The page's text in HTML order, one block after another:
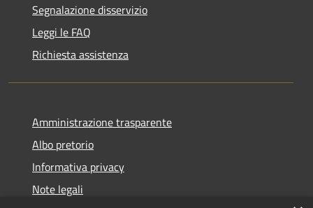
Segnalazione disservizio
Leggi le FAQ
Richiesta assistenza
Amministrazione trasparente
Albo pretorio
Informativa privacy
Note legali